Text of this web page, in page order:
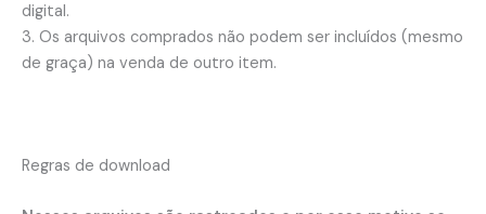
digital.
3. Os arquivos comprados não podem ser incluídos (mesmo
de graça) na venda de outro item.
Regras de download